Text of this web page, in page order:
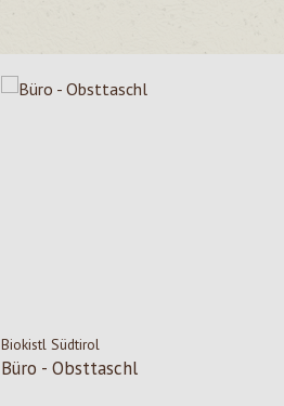
Biokistl Südtirol
Büro - Obsttaschl